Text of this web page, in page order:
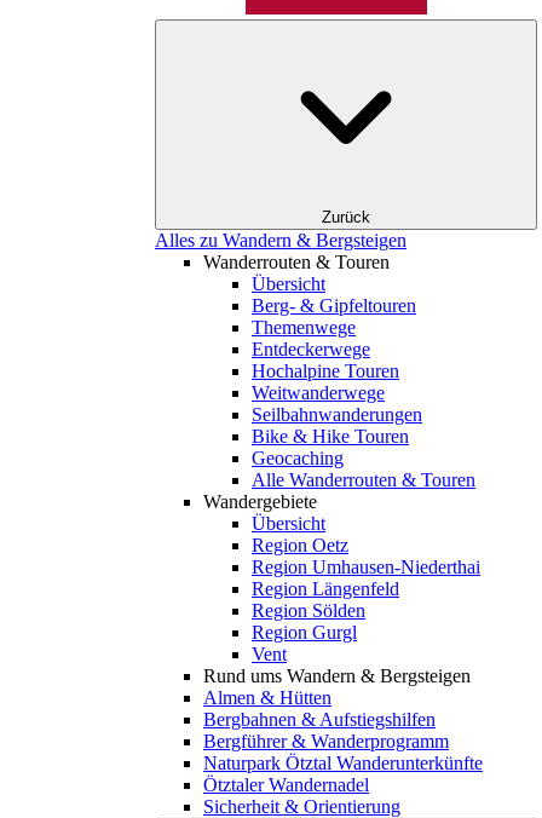
Zurück
Alles zu Wandern & Bergsteigen
Wanderrouten & Touren
Übersicht
Berg- & Gipfeltouren
Themenwege
Entdeckerwege
Hochalpine Touren
Weitwanderwege
Seilbahnwanderungen
Bike & Hike Touren
Geocaching
Alle Wanderrouten & Touren
Wandergebiete
Übersicht
Region Oetz
Region Umhausen-Niederthai
Region Längenfeld
Region Sölden
Region Gurgl
Vent
Rund ums Wandern & Bergsteigen
Almen & Hütten
Bergbahnen & Aufstiegshilfen
Bergführer & Wanderprogramm
Naturpark Ötztal Wanderunterkünfte
Ötztaler Wandernadel
Sicherheit & Orientierung